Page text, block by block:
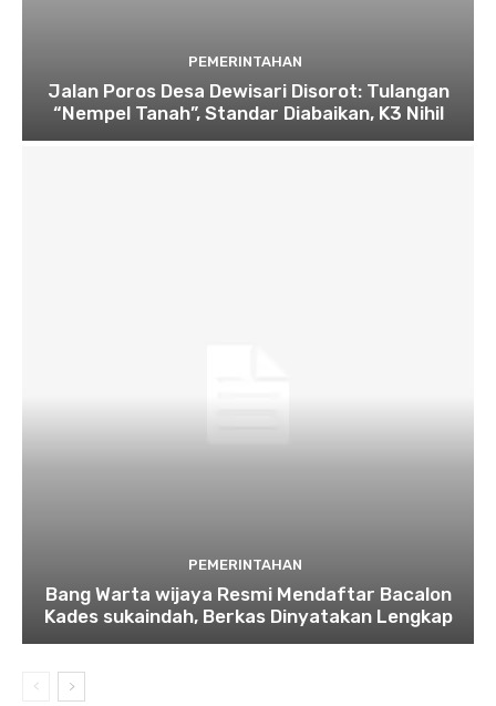
PEMERINTAHAN
Jalan Poros Desa Dewisari Disorot: Tulangan
“Nempel Tanah”, Standar Diabaikan, K3 Nihil
PEMERINTAHAN
Bang Warta wijaya Resmi Mendaftar Bacalon
Kades sukaindah, Berkas Dinyatakan Lengkap